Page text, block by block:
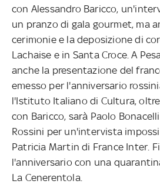
con Alessandro Baricco,
un pranzo di gala gourmet, ma
cerimonie e la deposizione di
Lachaise e in Santa Croce. A
anche la presentazione del
emesso per l'anniversario
l'Istituto Italiano di Cultura,
con Baricco, sarà Paolo
Rossini per un'intervista
Patricia Martin di France Inter.
l'anniversario con una
La Cenerentola.